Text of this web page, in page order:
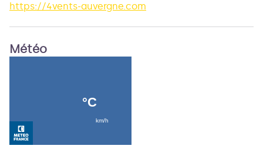
https://4vents-auvergne.com
Météo